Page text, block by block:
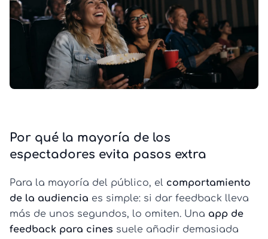
Por qué la mayoría de los
espectadores evita pasos extra
Para la mayoría del público, el comportamiento
de la audiencia es simple: si dar feedback lleva
más de unos segundos, lo omiten. Una app de
feedback para cines suele añadir demasiada